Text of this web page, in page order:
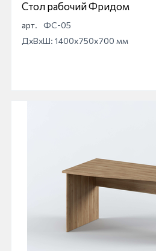
Стол рабочий Фридом
арт.
ФС-05
ДхВхШ: 1400x750x700 мм